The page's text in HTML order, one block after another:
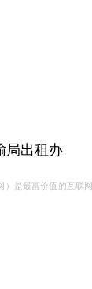
局出租办
）是最富价值的互联